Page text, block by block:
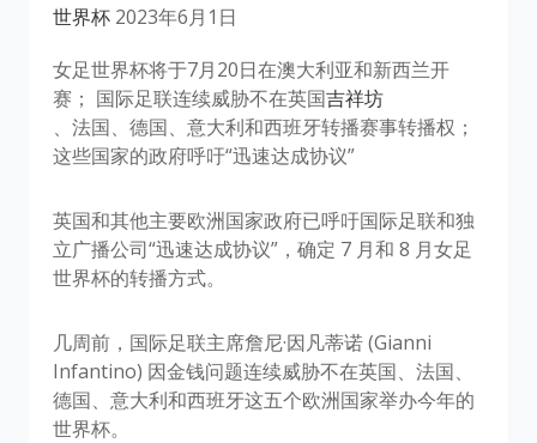
世界杯 2023年6月1日
女足世界杯将于7月20日在澳大利亚和新西兰开
赛； 国际足联连续威胁不在英国吉祥坊
、法国、德国、意大利和西班牙转播赛事转播权；
这些国家的政府呼吁“迅速达成协议”
英国和其他主要欧洲国家政府已呼吁国际足联和独
立广播公司“迅速达成协议”，确定 7 月和 8 月女足
世界杯的转播方式。
几周前，国际足联主席詹尼·因凡蒂诺 (Gianni
Infantino) 因金钱问题连续威胁不在英国、法国、
德国、意大利和西班牙这五个欧洲国家举办今年的
世界杯。